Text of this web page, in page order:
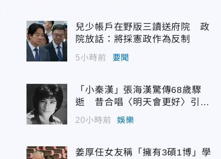
兒少帳戶在野版三讀送府院 政
院放話：將採憲政作為反制
5小時前 要聞
「小秦漢」張海漢驚傳68歲驟
逝 昔合唱〈明天會更好〉引追
20小時前 娛樂
姜厚任女友稱「擁有3碩1博」學